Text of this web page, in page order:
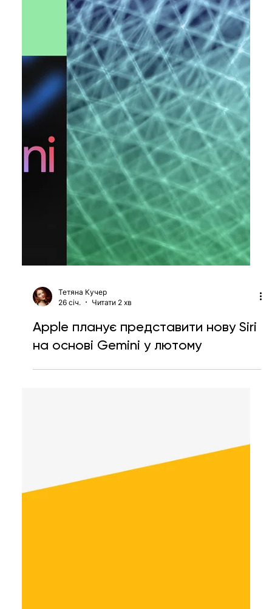
Ярослава Несисюк
29 квіт.
Читати 1 хв
Apple розширює Apple Intelligence
новими можливостями для фото